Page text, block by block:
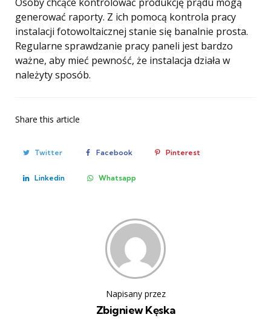
generować raporty. Z ich pomocą kontrola pracy
instalacji fotowoltaicznej stanie się banalnie prosta.
Regularne sprawdzanie pracy paneli jest bardzo
ważne, aby mieć pewność, że instalacja działa w
należyty sposób.
Share this article
Twitter Facebook Pinterest
Linkedin Whatsapp
Napisany przez
Zbigniew Kęska